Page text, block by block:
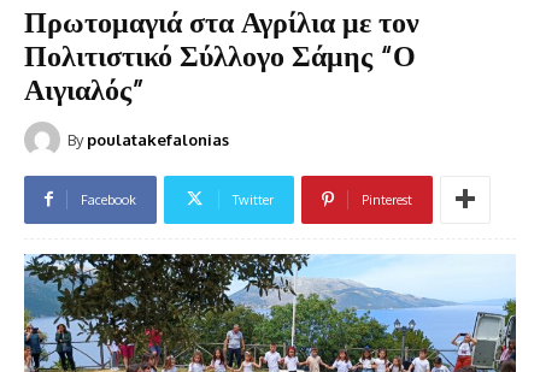
Πρωτομαγιά στα Αγρίλια με τον
Πολιτιστικό Σύλλογο Σάμης “Ο
Αιγιαλός”
By poulatakefalonias
Facebook Twitter Pinterest